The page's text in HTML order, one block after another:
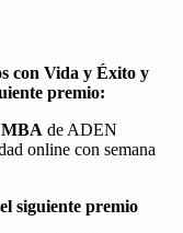
con Vida y Éxito y
premio:
de ADEN
online con semana
siguiente premio